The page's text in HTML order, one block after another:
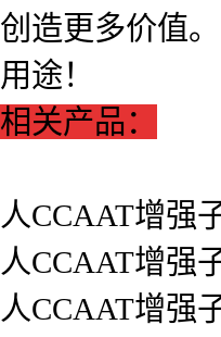
创造更多价值
用途！
相关产品：
人CCAAT增强
人CCAAT增强
人CCAAT增强